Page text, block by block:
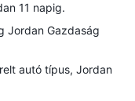
11 napig.
Jordan Gazdaság
autó típus, Jordan